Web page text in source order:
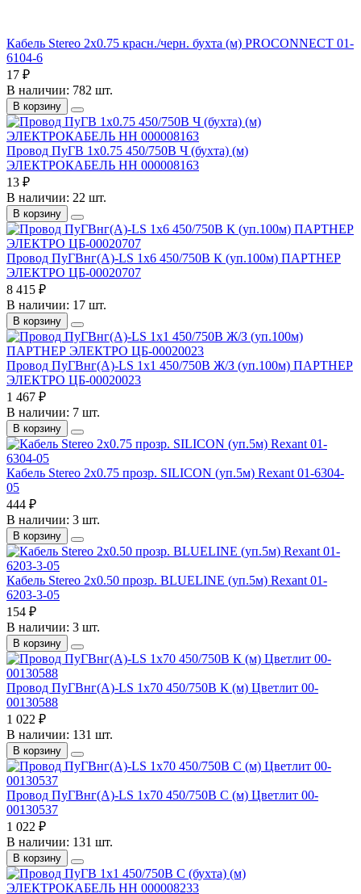
Кабель Stereo 2х0.75 красн./черн. бухта (м) PROCONNECT 01-
6104-6
17 ₽
В наличии: 782 шт.
В корзину
Провод ПуГВ 1х0.75 450/750В Ч (бухта) (м)
ЭЛЕКТРОКАБЕЛЬ НН 000008163
13 ₽
В наличии: 22 шт.
В корзину
Провод ПуГВнг(А)-LS 1х6 450/750В К (уп.100м) ПАРТНЕР
ЭЛЕКТРО ЦБ-00020707
8 415 ₽
В наличии: 17 шт.
В корзину
Провод ПуГВнг(А)-LS 1х1 450/750В Ж/З (уп.100м) ПАРТНЕР
ЭЛЕКТРО ЦБ-00020023
1 467 ₽
В наличии: 7 шт.
В корзину
Кабель Stereo 2х0.75 прозр. SILICON (уп.5м) Rexant 01-6304-
05
444 ₽
В наличии: 3 шт.
В корзину
Кабель Stereo 2х0.50 прозр. BLUELINE (уп.5м) Rexant 01-
6203-3-05
154 ₽
В наличии: 3 шт.
В корзину
Провод ПуГВнг(А)-LS 1х70 450/750В К (м) Цветлит 00-
00130588
1 022 ₽
В наличии: 131 шт.
В корзину
Провод ПуГВнг(А)-LS 1х70 450/750В С (м) Цветлит 00-
00130537
1 022 ₽
В наличии: 131 шт.
В корзину